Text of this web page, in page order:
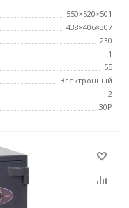
550×520×501
438×406×307
230
1
55
Электронный
2
30P